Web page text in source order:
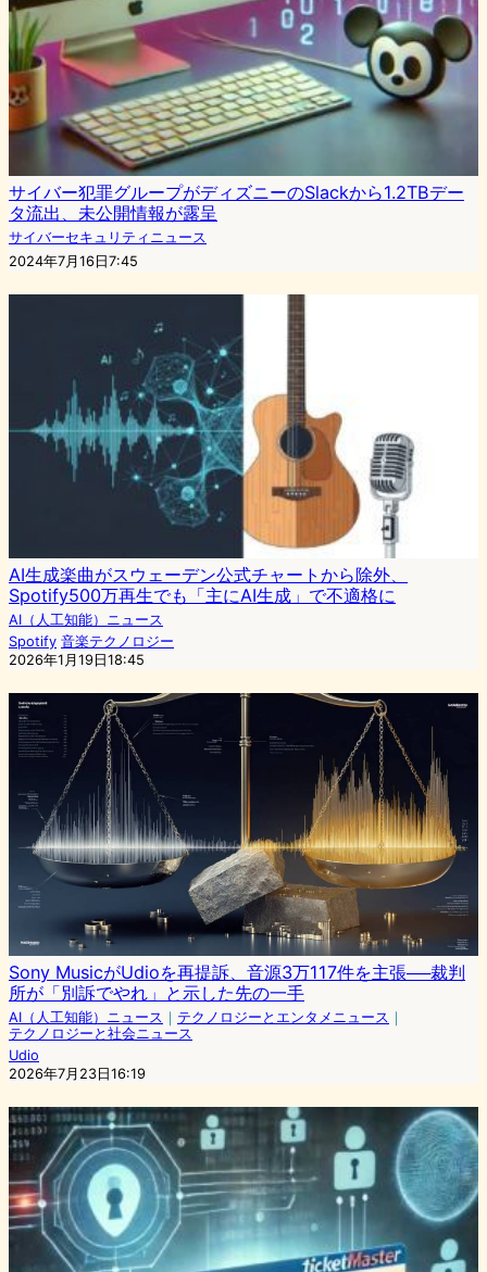
サイバー犯罪グループがディズニーのSlackから1.2TBデー
タ流出、未公開情報が露呈
サイバーセキュリティニュース
2024年7月16日7:45
AI生成楽曲がスウェーデン公式チャートから除外、
Spotify500万再生でも「主にAI生成」で不適格に
AI（人工知能）ニュース
Spotify 音楽テクノロジー
2026年1月19日18:45
Sony MusicがUdioを再提訴、音源3万117件を主張──裁判
所が「別訴でやれ」と示した先の一手
AI（人工知能）ニュース ｜ テクノロジーとエンタメニュース ｜
テクノロジーと社会ニュース
Udio
2026年7月23日16:19